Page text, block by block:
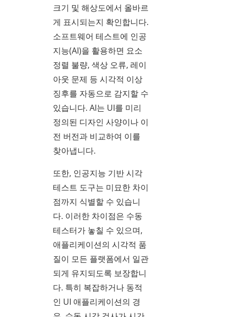
크기 및 해상도에서 올바르
게 표시되는지 확인합니다.
소프트웨어 테스트에 인공
지능(AI)을 활용하면 요소
정렬 불량, 색상 오류, 레이
아웃 문제 등 시각적 이상
징후를 자동으로 감지할 수
있습니다. AI는 UI를 미리
정의된 디자인 사양이나 이
전 버전과 비교하여 이를
찾아냅니다.
또한, 인공지능 기반 시각
테스트 도구는 미묘한 차이
점까지 식별할 수 있습니
다. 이러한 차이점은 수동
테스터가 놓칠 수 있으며,
애플리케이션의 시각적 품
질이 모든 플랫폼에서 일관
되게 유지되도록 보장합니
다. 특히 복잡하거나 동적
인 UI 애플리케이션의 경